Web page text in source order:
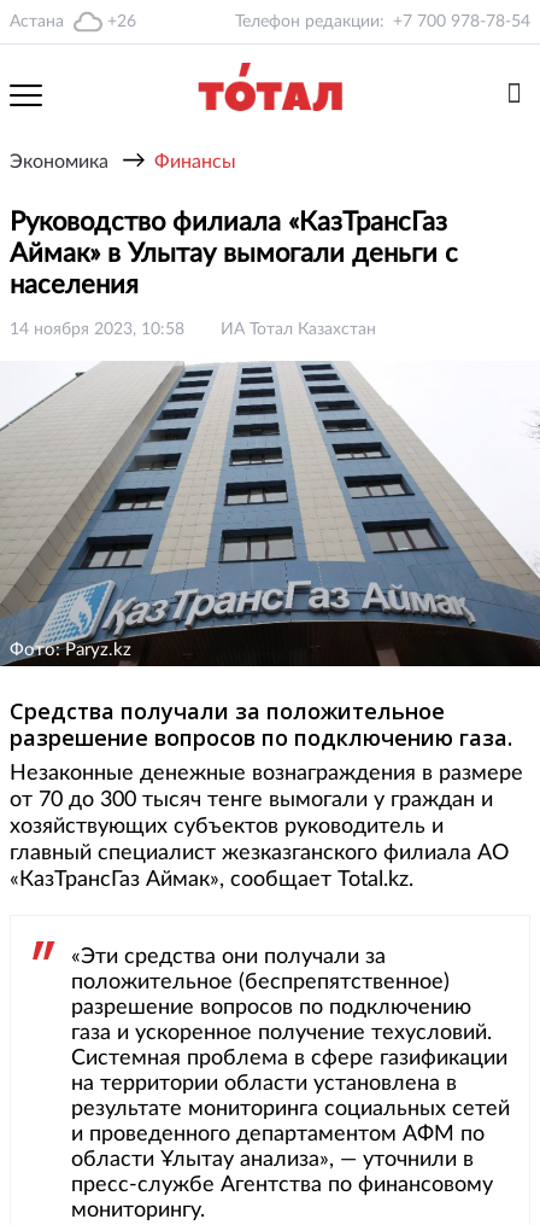
Астана +26 Телефон редакции: +7 700 978-78-54
Экономика → Финансы
Руководство филиала «КазТрансГаз
Аймак» в Улытау вымогали деньги с
населения
14 ноября 2023, 10:58 ИА Тотал Казахстан
Фото: Paryz.kz
Средства получали за положительное
разрешение вопросов по подключению газа.
Незаконные денежные вознаграждения в размере
от 70 до 300 тысяч тенге вымогали у граждан и
хозяйствующих субъектов руководитель и
главный специалист жезказганского филиала АО
«КазТрансГаз Аймак», сообщает Total.kz.
«Эти средства они получали за
положительное (беспрепятственное)
разрешение вопросов по подключению
газа и ускоренное получение техусловий.
Системная проблема в сфере газификации
на территории области установлена в
результате мониторинга социальных сетей
и проведенного департаментом АФМ по
области Ұлытау анализа», — уточнили в
пресс-службе Агентства по финансовому
мониторингу.